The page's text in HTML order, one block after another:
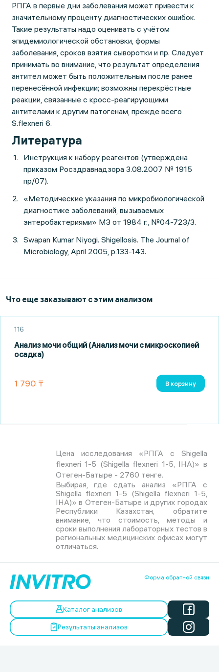
РПГА в первые дни заболевания может привести к
значительному проценту диагностических ошибок.
Такие результаты надо оценивать с учётом
эпидемиологической обстановки, формы
заболевания, сроков взятия сыворотки и пр. Следует
принимать во внимание, что результат определения
антител может быть положительным после ранее
перенесённой инфекции; возможны перекрёстные
реакции, связанные с кросс-реагирующими
антителами к другим патогенам, прежде всего
S.flexneri 6.
Литература
Инструкция к набору реагентов (утверждена
приказом Росздравнадзора 3.08.2007 № 1915
пр/07).
«Методические указания по микробиологической
диагностике заболеваний, вызываемых
энтеробактериями» МЗ от 1984 г., №04-723/3.
Swapan Kumar Niyogi. Shigellosis. The Journal of
Microbiology, April 2005, p.133-143.
Что еще заказывают с этим анализом
116
Анализ мочи общий (Анализ мочи с микроскопией
осадка)
1 790 ₸ В корзину
Цена исследования «РПГА с Shigella
flexneri 1-5 (Shigella flexneri 1-5, IHA)» в
Отеген-Батыре - 2760 тенге.
Выбирая, где сдать анализ «РПГА с
Shigella flexneri 1-5 (Shigella flexneri 1-5,
IHA)» в Отеген-Батыре и других городах
Республики Казахстан, обратите
внимание, что стоимость, методы и
сроки выполнения лабораторных тестов в
региональных медицинских офисах могут
отличаться.
Форма обратной связи
Каталог анализов
Результаты анализов